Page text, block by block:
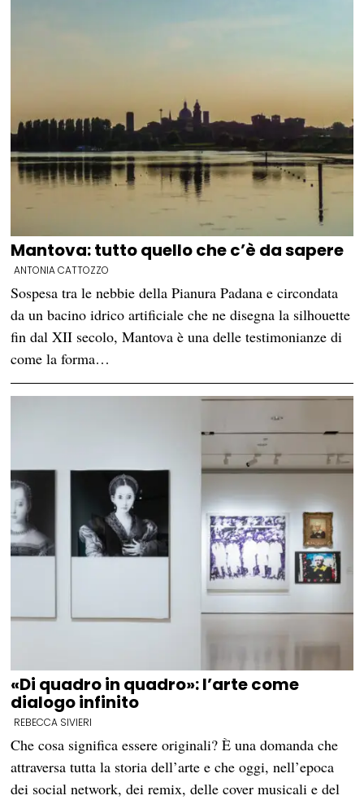
Mantova: tutto quello che c’è da sapere
ANTONIA CATTOZZO
Sospesa tra le nebbie della Pianura Padana e circondata
da un bacino idrico artificiale che ne disegna la silhouette
fin dal XII secolo, Mantova è una delle testimonianze di
come la forma…
«Di quadro in quadro»: l’arte come
dialogo infinito
REBECCA SIVIERI
Che cosa significa essere originali? È una domanda che
attraversa tutta la storia dell’arte e che oggi, nell’epoca
dei social network, dei remix, delle cover musicali e del